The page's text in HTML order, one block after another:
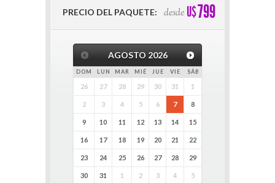
PRECIO DEL PAQUETE: desde U$799
AGOSTO 2026
DOM LUN MAR MIÉ JUE VIE SÁB
26 27 28 29 30 31 1
2 3 4 5 6 7 8
9 10 11 12 13 14 15
16 17 18 19 20 21 22
23 24 25 26 27 28 29
30 31 1 2 3 4 5